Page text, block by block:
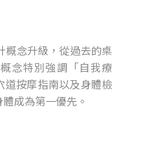
概念升級，從過去的桌
念特別強調「自我療
道按摩指南以及身體檢
成為第一優先。